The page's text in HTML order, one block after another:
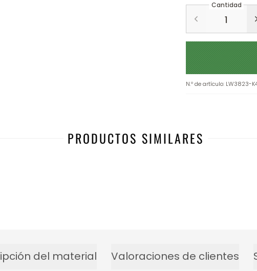
Cantidad
N.º de artículo: LW3823-
PRODUCTOS SIMILARES
del material Valoraciones de clientes